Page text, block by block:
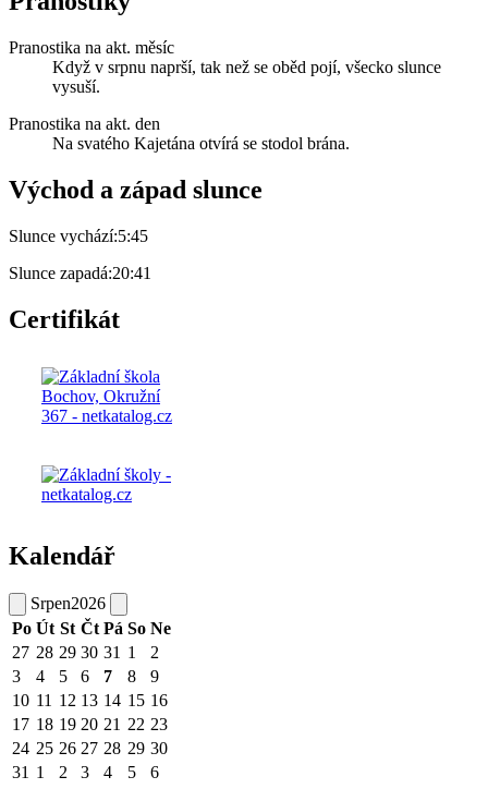
Pranostika na akt. měsíc
Když v srpnu naprší, tak než se oběd pojí, všecko slunce
vysuší.
Pranostika na akt. den
Na svatého Kajetána otvírá se stodol brána.
Východ a západ slunce
Slunce vychází:5:45
Slunce zapadá:20:41
Certifikát
Kalendář
Srpen2026
Po Út St Čt Pá So Ne
27 28 29 30 31 1
2
3
4 5 6 7 8
9
10 11 12 13 14 15 16
17 18 19 20 21 22 23
24 25 26 27 28 29 30
31 1 2 3 4 5 6